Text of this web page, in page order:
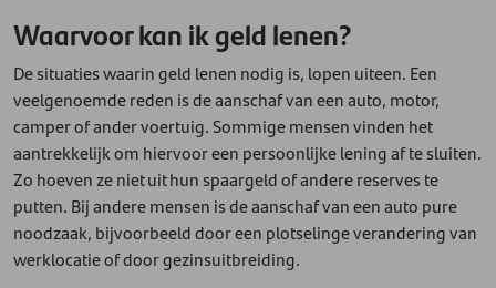
Waarvoor kan ik geld lenen?
De situaties waarin geld lenen nodig is, lopen uiteen. Een
veelgenoemde reden is de aanschaf van een auto, motor,
camper of ander voertuig. Sommige mensen vinden het
aantrekkelijk om hiervoor een persoonlijke lening af te sluiten.
Zo hoeven ze niet uit hun spaargeld of andere reserves te
putten. Bij andere mensen is de aanschaf van een auto pure
noodzaak, bijvoorbeeld door een plotselinge verandering van
werklocatie of door gezinsuitbreiding.